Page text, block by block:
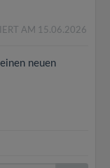
AM 15.06.2026
neuen